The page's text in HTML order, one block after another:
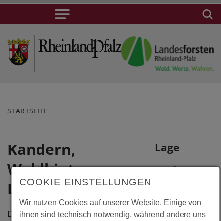
STARTSEITE
Kandern,
Waldbiotop-
Lehrpfad
Der Waldbiotop-Lehrpfad führt
Lage
Kandern,
Lehrpfad
Böscherzenweg
COOKIE EINSTELLUNGEN
Wir nutzen Cookies auf unserer Website. Einige von
ihnen sind technisch notwendig, während andere uns